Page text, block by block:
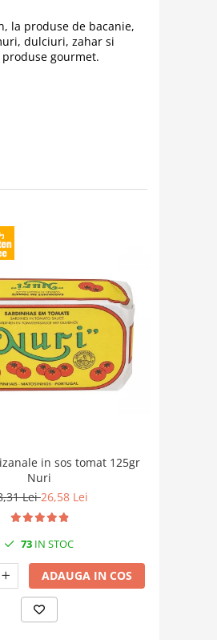
la produse de bacanie,
dulciuri, zahar si
gourmet.
in sos tomat 125gr
Nuri
Lei26,58 Lei
73 IN STOC
ADAUGA IN COS